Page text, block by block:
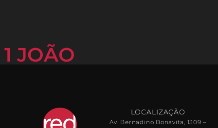
1 JOÃO
LOCALIZAÇÃO
Av. Bernadino Bonavita, 1309 –